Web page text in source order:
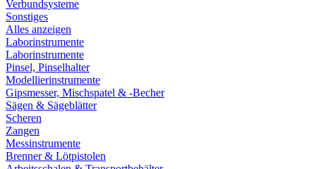
Verbundsysteme
Sonstiges
Alles anzeigen
Laborinstrumente
Laborinstrumente
Pinsel, Pinselhalter
Modellierinstrumente
Gipsmesser, Mischspatel & -Becher
Sägen & Sägeblätter
Scheren
Zangen
Messinstrumente
Brenner & Lötpistolen